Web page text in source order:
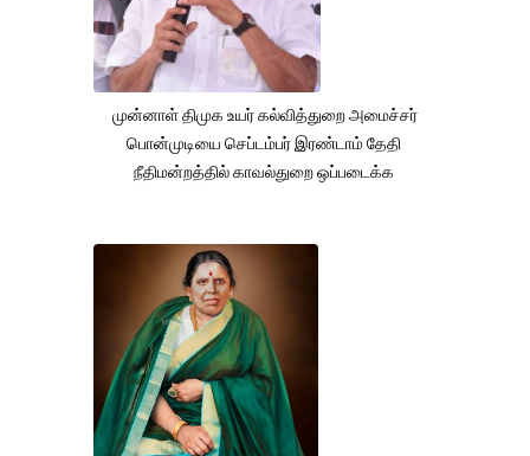
முன்னாள் திமுக உயர் கல்வித்துறை அமைச்சர்
பொன்முடியை செப்டம்பர் இரண்டாம் தேதி
நீதிமன்றத்தில் காவல்துறை ஒப்படைக்க